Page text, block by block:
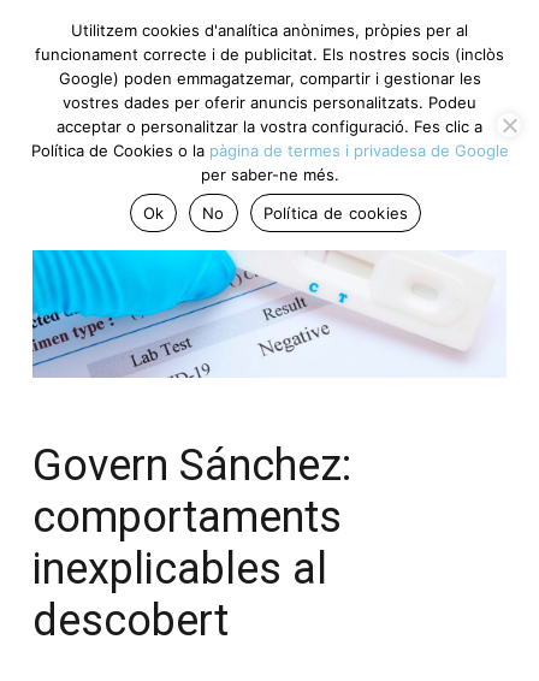
Govern Sánchez:
comportaments
inexplicables al
descobert
Utilitzem cookies d'analítica anònimes, pròpies per al
funcionament correcte i de publicitat. Els nostres socis (inclòs
Google) poden emmagatzemar, compartir i gestionar les
vostres dades per oferir anuncis personalitzats. Podeu
acceptar o personalitzar la vostra configuració. Fes clic a
Política de Cookies o la pàgina de termes i privadesa de Google
per saber-ne més.
Ok
No Política de cookies